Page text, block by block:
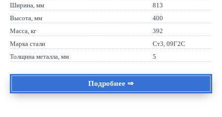
Ширина, мм
813
Высота, мм
400
Масса, кг
392
Марка стали
Ст3, 09Г2С
Толщина металла, мм
5
Подробнее ⇒